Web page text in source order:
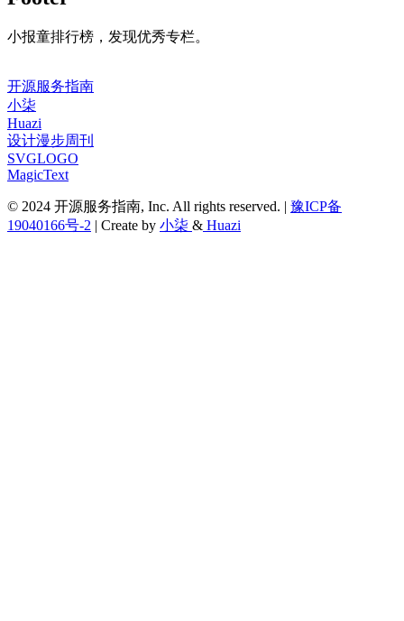
小报童排行榜，发现优秀专栏。
开源服务指南
小柒
Huazi
设计漫步周刊
SVGLOGO
MagicText
© 2024 开源服务指南, Inc. All rights reserved. | 豫ICP备
19040166号-2 | Create by 小柒 & Huazi